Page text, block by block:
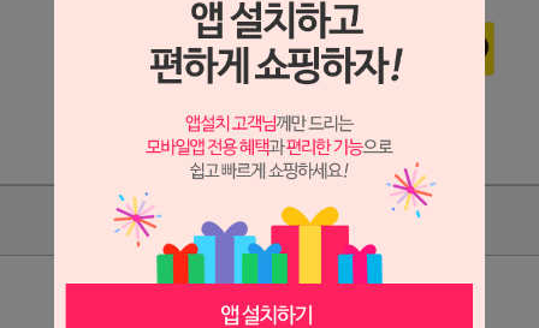
상품리뷰(4)
상세정보 새창 열기